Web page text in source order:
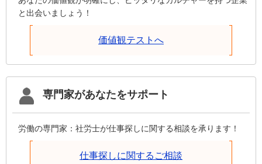
と出会いましょう！
価値観テストへ
専門家があなたをサポート
労働の専門家：社労士が仕事探しに関する相談を承ります！
仕事探しに関するご相談